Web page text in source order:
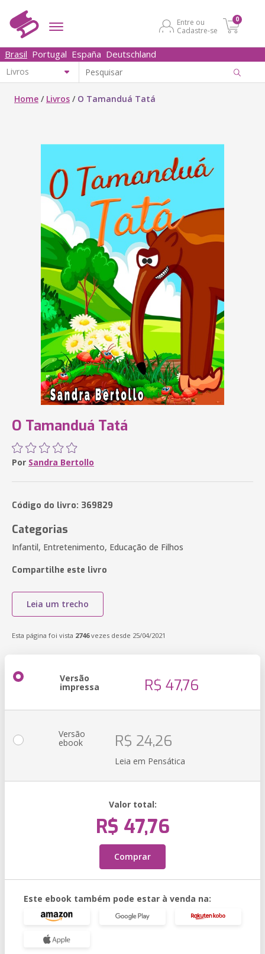
Entre ou
Cadastre-se
0
Brasil Portugal España Deutschland
Home / Livros / O Tamanduá Tatá
O Tamanduá Tatá
Por Sandra Bertollo
Código do livro: 369829
Categorias
Infantil, Entretenimento, Educação de Filhos
Compartilhe este livro
Leia um trecho
Esta página foi vista 2746vezes desde 25/04/2021
Versão
impressa R$ 47,76
Versão
ebook R$ 24,26
Leia em Pensática
Valor total:
R$ 47,76
Comprar
Este ebook também pode estar à venda na: